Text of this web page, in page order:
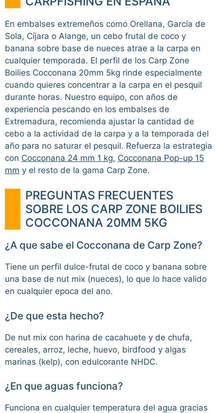
En embalses extremeños como Orellana, García de
Sola, Cíjara o Alange, un cebo frutal de coco y
banana sobre base de nueces atrae a la carpa en
cualquier temporada. El perfil de los Carp Zone
Boilies Cocconana 20mm 5kg rinde especialmente
cuando quieres concentrar a la carpa en el pesquil
durante horas. Nuestro equipo, con años de
experiencia pescando en los embalses de
Extremadura, recomienda ajustar la cantidad de
cebo a la actividad de la carpa y a la temporada del
año para no saturar el pesquil. Refuerza la estrategia
con Cocconana 24 mm 1 kg, Cocconana Pop-up 15
mm y el resto de la gama Carp Zone.
PREGUNTAS FRECUENTES
SOBRE LOS CARP ZONE BOILIES
COCCONANA 20MM 5KG
¿A que sabe el Cocconana de Carp Zone?
Tiene un perfil dulce-frutal de coco y banana sobre
una base de nut mix (nueces), lo que lo hace valido
en cualquier epoca del ano.
¿De que esta hecho?
De nut mix con harina de cacahuete y de chufa,
cereales, arroz, leche, huevo, birdfood y algas
marinas (kelp), con edulcorante NHDC.
¿En que aguas funciona?
Funciona en cualquier temperatura del agua gracias